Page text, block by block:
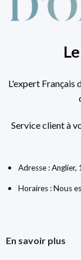
L'expert Français
Service client à
Adresse : Anglier,
Horaires : Nous
En savoir plus